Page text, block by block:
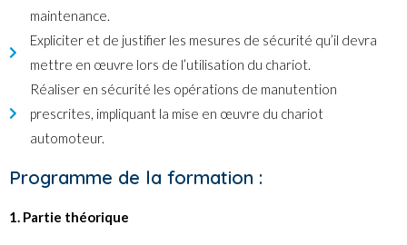
maintenance.
Expliciter et de justifier les mesures de sécurité qu’il devra
mettre en œuvre lors de l’utilisation du chariot.
Réaliser en sécurité les opérations de manutention
prescrites, impliquant la mise en œuvre du chariot
automoteur.
Programme de la formation :
1. Partie théorique